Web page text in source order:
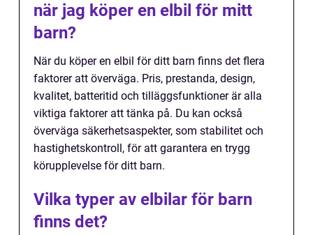
när jag köper en elbil för mitt
barn?
När du köper en elbil för ditt barn finns det flera
faktorer att överväga. Pris, prestanda, design,
kvalitet, batteritid och tilläggsfunktioner är alla
viktiga faktorer att tänka på. Du kan också
överväga säkerhetsaspekter, som stabilitet och
hastighetskontroll, för att garantera en trygg
körupplevelse för ditt barn.
Vilka typer av elbilar för barn
finns det?